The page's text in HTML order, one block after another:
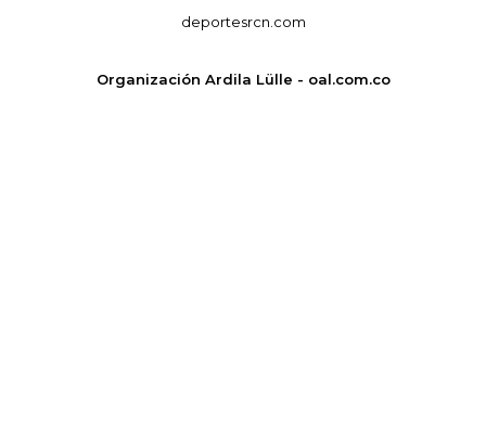
deportesrcn.com
Organización Ardila Lülle - oal.com.co